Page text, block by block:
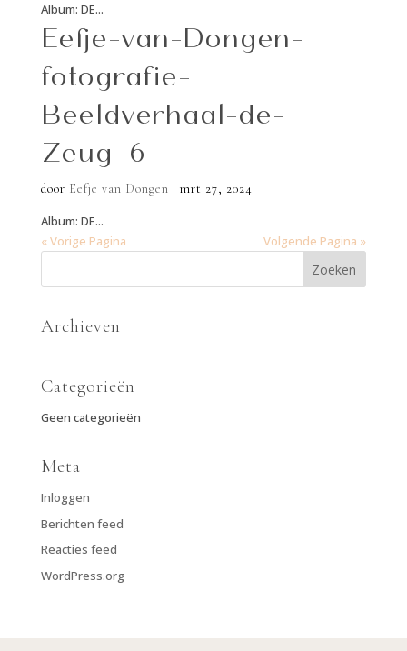
Album: DE...
Eefje-van-Dongen-
fotografie-
Beeldverhaal-de-
Zeug–6
door Eefje van Dongen mrt 27, 2024
Album: DE...
« Vorige Pagina
Volgende Pagina »
Archieven
Categorieën
Geen categorieën
Meta
Inloggen
Berichten feed
Reacties feed
WordPress.org